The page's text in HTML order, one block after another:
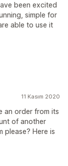
been excited
simple for
able to use it
11 Kasım 2020
an order from its
of another
please? Here is